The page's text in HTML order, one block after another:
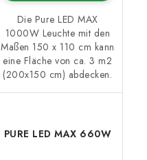
Die Pure LED MAX
1000W Leuchte mit den
Maßen 150 x 110 cm kann
eine Fläche von ca. 3 m2
(200x150 cm) abdecken.
PURE LED MAX 660W